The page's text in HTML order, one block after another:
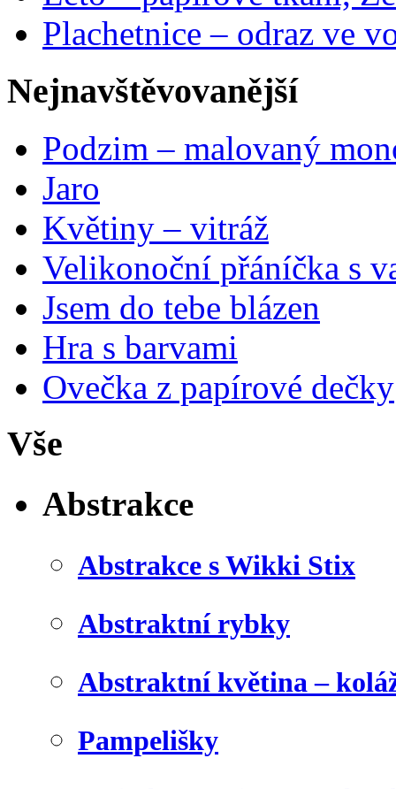
Plachetnice – odraz ve
Nejnavštěvovanější
Podzim – malovaný
Jaro
Květiny – vitráž
Velikonoční přáníčka s
Jsem do tebe blázen
Hra s barvami
Ovečka z papírové dečky
Vše
Abstrakce
Abstrakce s Wikki Stix
Abstraktní rybky
Abstraktní květina –
Pampelišky